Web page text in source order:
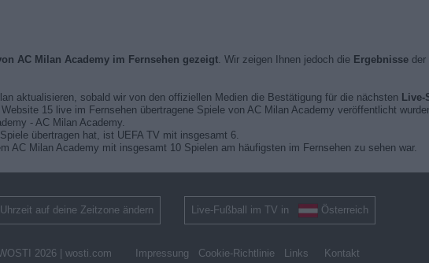
AC Milan Academy im Fernsehen gezeigt. Wir zeigen Ihnen jedoch die Ergebnisseder
aktualisieren, sobald wir von den offiziellen Medien die Bestätigung für die nächsten
15 live im Fernsehen übertragene Spiele von AC Milan Academy veröffentlicht
- AC Milan Academy.
übertragen hat, ist UEFA TV mit insgesamt 6.
AC Milan Academy mit insgesamt 10 Spielen am häufigsten im Fernsehen zu sehen war.
Uhrzeit auf deine Zeitzone ändern Live-Fußball im TV in Österreich
2026 | wosti.com Impressung Cookie-Richtlinie Links Kontakt